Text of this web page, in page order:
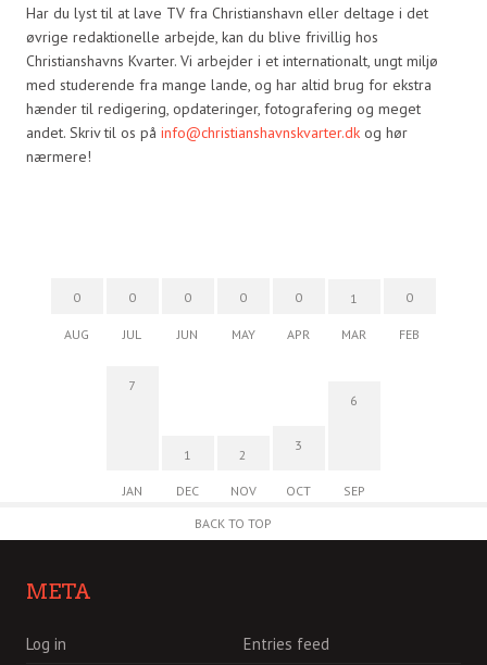
Har du lyst til at lave TV fra Christianshavn eller deltage i det
øvrige redaktionelle arbejde, kan du blive frivillig hos
Christianshavns Kvarter. Vi arbejder i et internationalt, ungt miljø
med studerende fra mange lande, og har altid brug for ekstra
hænder til redigering, opdateringer, fotografering og meget
andet. Skriv til os på info@christianshavnskvarter.dk og hør
nærmere!
0
AUG
0
JUL
0
JUN
0
MAY
0
APR
1
MAR
0
FEB
7
JAN
1
DEC
2
NOV
3
OCT
6
SEP
BACK TO TOP
META
Log in
Entries feed